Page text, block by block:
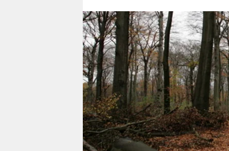
berlin
nord
wahrheit
verlag
verlag
veranstaltungen
shop